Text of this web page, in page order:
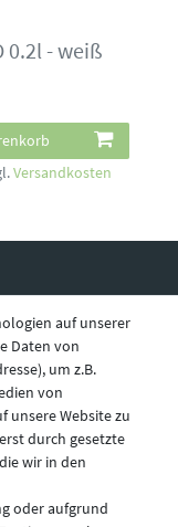
0.2l - weiß
Versandkosten
auf unserer
Daten von
um z.B.
von
unsere Website zu
durch gesetzte
wir in den
oder aufgrund